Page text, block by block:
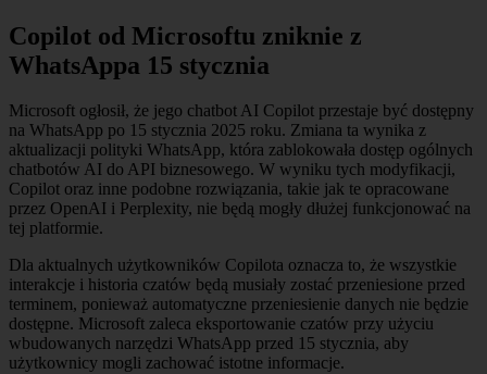
Copilot od Microsoftu zniknie z
WhatsAppa 15 stycznia
Microsoft ogłosił, że jego chatbot AI Copilot przestaje być dostępny
na WhatsApp po 15 stycznia 2025 roku. Zmiana ta wynika z
aktualizacji polityki WhatsApp, która zablokowała dostęp ogólnych
chatbotów AI do API biznesowego. W wyniku tych modyfikacji,
Copilot oraz inne podobne rozwiązania, takie jak te opracowane
przez OpenAI i Perplexity, nie będą mogły dłużej funkcjonować na
tej platformie.
Dla aktualnych użytkowników Copilota oznacza to, że wszystkie
interakcje i historia czatów będą musiały zostać przeniesione przed
terminem, ponieważ automatyczne przeniesienie danych nie będzie
dostępne. Microsoft zaleca eksportowanie czatów przy użyciu
wbudowanych narzędzi WhatsApp przed 15 stycznia, aby
użytkownicy mogli zachować istotne informacje.